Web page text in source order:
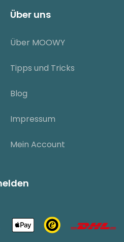
Über uns
Über MOOWY
Tipps und Tricks
Blog
Impressum
Mein Account